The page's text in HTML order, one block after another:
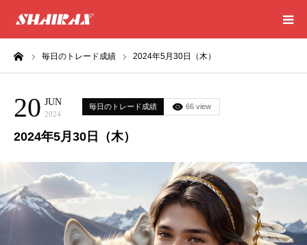
毎日のトレード成績 2024年5月30日（木）
20 JUN
2024
毎日のトレード成績 66 view
2024年5月30日（木）
HOME
RESULT
SUCCESS
CONSULTING
EXCEL SHEET